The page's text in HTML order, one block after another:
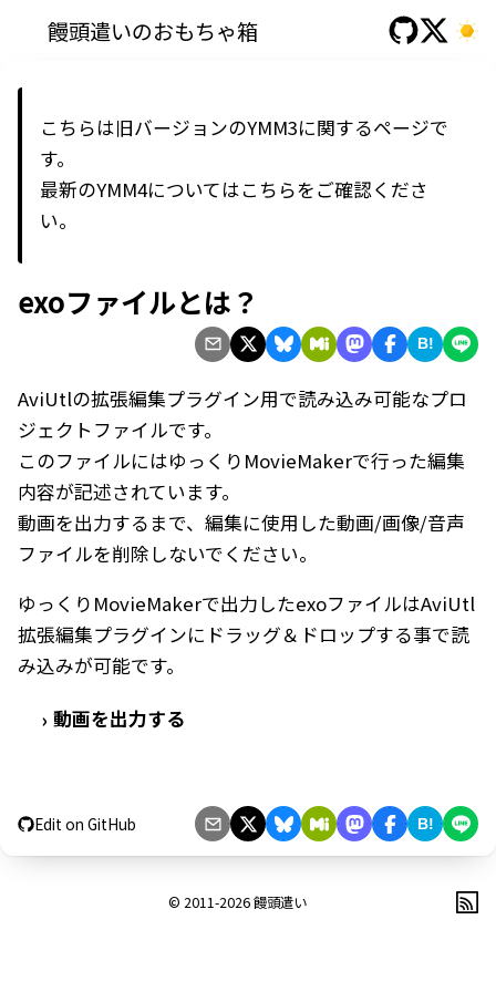
饅頭遣いのおもちゃ箱
こちらは旧バージョンのYMM3に関するページで
す。
最新のYMM4についてはこちらをご確認くださ
い。
exoファイルとは？
B!
AviUtlの拡張編集プラグイン用で読み込み可能なプロ
ジェクトファイルです。
このファイルにはゆっくりMovieMakerで行った編集
内容が記述されています。
動画を出力するまで、編集に使用した動画/画像/音声
ファイルを削除しないでください。
ゆっくりMovieMakerで出力したexoファイルはAviUtl
拡張編集プラグインにドラッグ＆ドロップする事で読
み込みが可能です。
› 動画を出力する
Edit on GitHub B!
© 2011-2026饅頭遣い